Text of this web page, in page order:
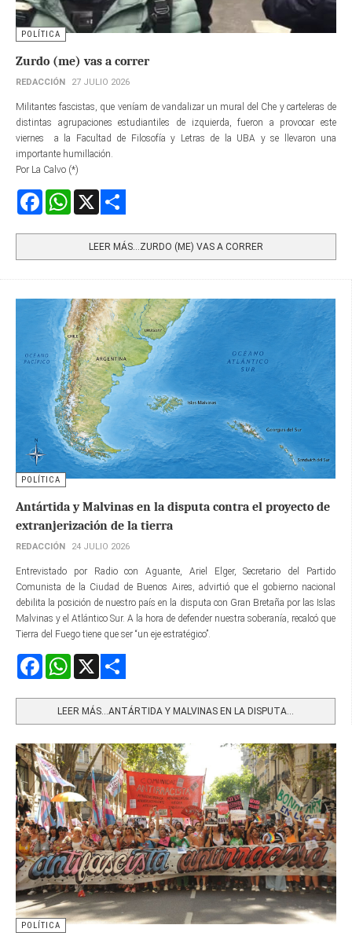
POLÍTICA
Zurdo (me) vas a correr
REDACCIÓN 27 JULIO 2026
Militantes fascistas, que veníam de vandalizar un mural del Che y carteleras de
distintas agrupaciones estudiantiles de izquierda, fueron a provocar este
viernes a la Facultad de Filosofía y Letras de la UBA y se llevaron una
importante humillación.
Por La Calvo (*)
FacebookWhatsApp
LEER MÁS…ZURDO (ME) VAS A CORRER
POLÍTICA
Antártida y Malvinas en la disputa contra el proyecto de
extranjerización de la tierra
REDACCIÓN 24 JULIO 2026
Entrevistado por Radio con Aguante, Ariel Elger, Secretario del Partido
Comunista de la Ciudad de Buenos Aires, advirtió que el gobierno nacional
debilita la posición de nuestro país en la disputa con Gran Bretaña por las Islas
Malvinas y el Atlántico Sur. A la hora de defender nuestra soberanía, recalcó que
Tierra del Fuego tiene que ser “un eje estratégico”.
FacebookWhatsApp
LEER MÁS…ANTÁRTIDA Y MALVINAS EN LA DISPUTA...
POLÍTICA